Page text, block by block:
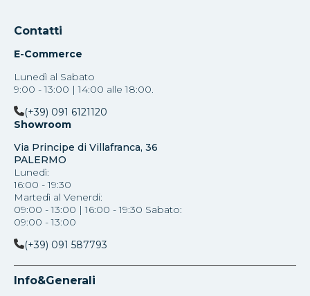
Contatti
E-Commerce
Lunedì al Sabato
9:00 - 13:00 | 14:00 alle 18:00.
(+39) 091 6121120
Showroom
Via Principe di Villafranca, 36
PALERMO
Lunedì:
16:00 - 19:30
Martedì al Venerdi:
09:00 - 13:00 | 16:00 - 19:30 Sabato:
09:00 - 13:00
(+39) 091 587793
Info&Generali